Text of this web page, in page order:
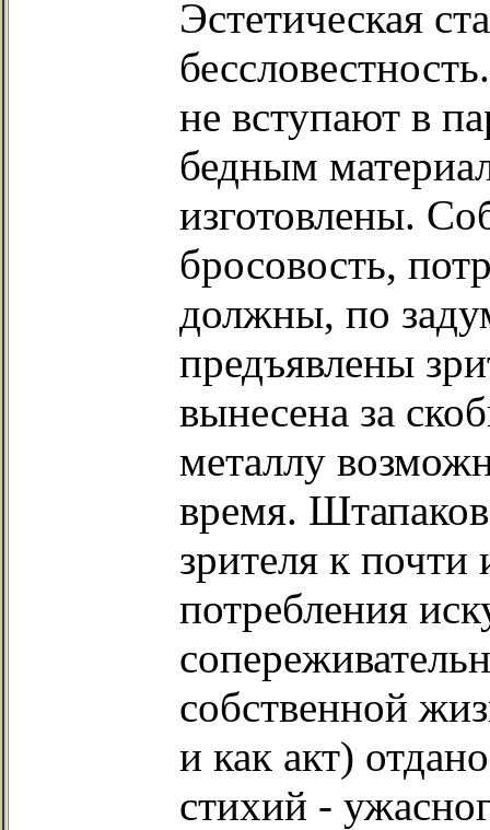
Эстетическая
не вступают в
бедным
изготовлены.
бросовость,
должны, по
предъявлены
вынесена за
металлу
время. Штапаков
зрителя к
потребления
собственной
и как акт)
стихий -